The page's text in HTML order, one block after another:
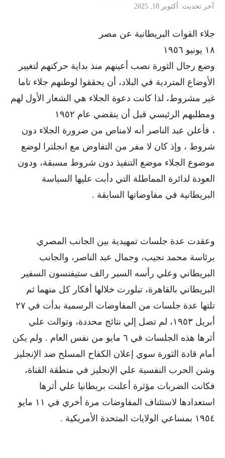
آخر تحديث
أكتوبر 18, 2025
جلاء القوات البريطانية عن مصر
١٨ يونيو ١٩٥٦
وضع رجال الثورة نصب أعينهم منذ بداية حركتهم لتغيير
الأوضاع المتردية في البلاد، أن يحققوا لوطنهم جلاء تاما
غير مشروط، لذا كانت دعوة الجلاء هي الشعار الأول لهم
ومطلبهم الرئيسي قبل أن ينقضي عام ١٩٥٢
، فأعلن عبد الناصر أنه لامناص من ضرورة الجلاء دون
شروط ، وإذ كان لا مفر من التفاوض مع انجلترا لوضع
موضوع الجلاء موضع التنفيذ دون شروط مسبقة، ودون
العودة لدائرة المماطلة التي دأبت عليها السياسة
البريطانية في مفاوضاتها السابقة .
وعقدت عدة جلسات تمهيدية بين الجانب المصري
برئاسة محمد نجيب، وجمال عبد الناصر، والجانب
البريطاني وعلي رأسه السير رالف ستيفنسون السفير
البريطاني بالقاهرة، تبلورت خلالها أفكار كل منهما ثم
تلتها عدة جلسات من المفاوضات الرسمية بدأت في ٢٧
أبريل ١٩٥٣، لم تصل إلي نتائج محددة، وتوالت علي
أثرها هذه الجلسات في ٦ مايو من نفس العام . ولم يكن
أمام قادة الثورة سوي إعلان الكفاح المسلح ضد الإنجليز
وشن الحرب النفسية علي الإنجليز في منطقة القناة،
فكانت الضربات مؤثرة أعلنت بريطانيا علي أثرها
استعدادها لاستئناف المفاوضات مرة أخري في ١١ مايو
١٩٥٤ بمساعي الولايات المتحدة الأمريكية .